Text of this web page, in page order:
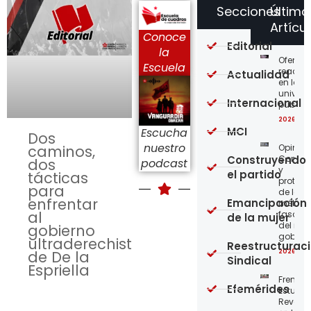
Dos
caminos,
dos
tácticas
para
enfrentar
al
gobierno
ultraderechista
de De la
Espriella
Conoce
la
Escuela
Escucha
nuestro
podcast
en las
2026-
y
de los
del
2026-
Frente
Secciones
Editorial
Actualidad
Internacional
MCI
Construyendo
el partido
Emancipación
de la mujer
Sindical
Efemérides